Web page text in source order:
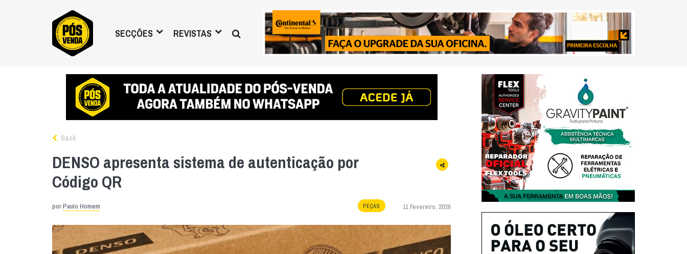
SECÇÕES REVISTAS
Back
DENSO apresenta sistema de autenticação por
Código QR
porPaulo Homem PEÇAS 11 Fevereiro, 2026